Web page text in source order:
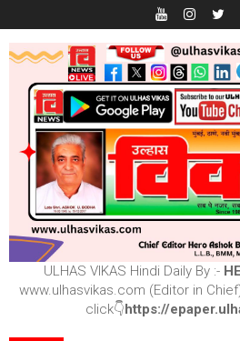
ULHAS VIKAS Hindi Daily By :-
www.ulhasvikas.com (Editor in
click👇https://